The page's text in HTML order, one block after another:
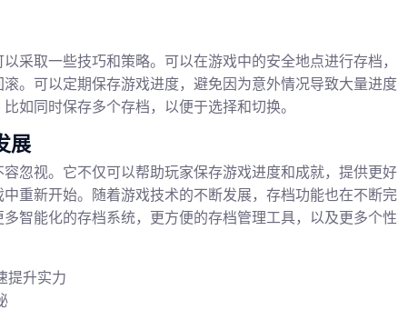
采取一些技巧和策略。可以在游戏中的安全地点进行存档，
。可以定期保存游戏进度，避免因为意外情况导致大量进度
如同时保存多个存档，以便于选择和切换。
展
忽视。它不仅可以帮助玩家保存游戏进度和成就，提供更好
重新开始。随着游戏技术的不断发展，存档功能也在不断完
智能化的存档系统，更方便的存档管理工具，以及更多个性
提升实力